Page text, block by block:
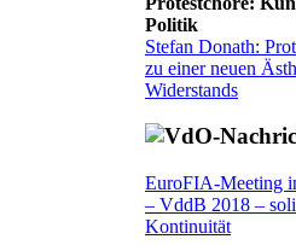
Politik
Stefan Donath:
zu einer neuen
Widerstands
EuroFIA-Meeting
– VddB 2018 –
Kontinuität